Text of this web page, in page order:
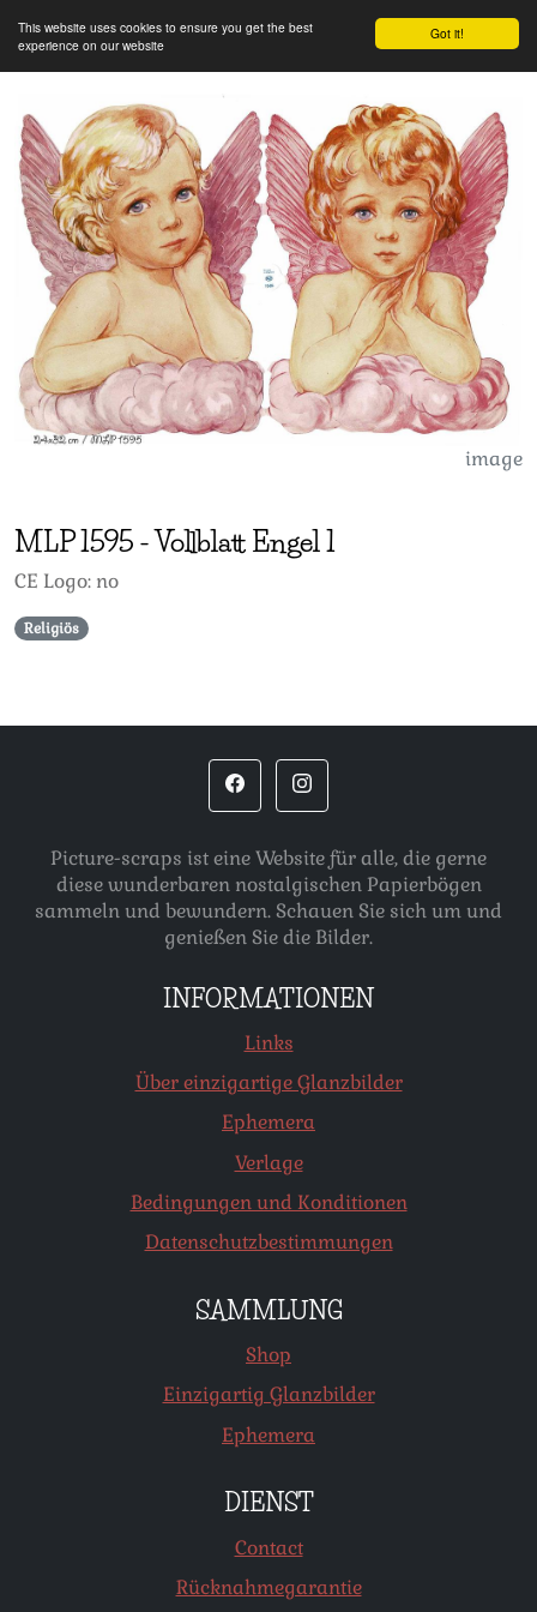
Got it!
This website uses cookies to ensure you get the best
experience on our website
image
MLP1595 -Vollblatt Engel 1
CE Logo: no
Religiös
Picture-scraps ist eine Website für alle, die gerne
diese wunderbaren nostalgischen Papierbögen
sammeln und bewundern. Schauen Sie sich um und
genießen Sie die Bilder.
INFORMATIONEN
Links
Über einzigartige Glanzbilder
Ephemera
Verlage
Bedingungen und Konditionen
Datenschutzbestimmungen
SAMMLUNG
Shop
Einzigartig Glanzbilder
Ephemera
DIENST
Contact
Rücknahmegarantie